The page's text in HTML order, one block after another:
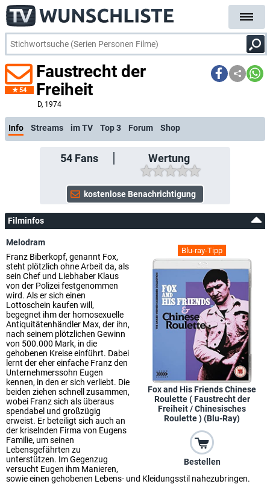
54
Faustrecht der
Freiheit
D, 1974
Info Streams im TV Top 3 Forum Shop
54Fans Wertung
Filminfos
Blu-ray-Tipp
Fox and His Friends Chinese
Roulette ( Faustrecht der
Freiheit / Chinesisches
Roulette ) (Blu-Ray)
Bestellen
Melodram
Franz Biberkopf, genannt Fox,
steht plötzlich ohne Arbeit da, als
sein Chef und Liebhaber Klaus
von der Polizei festgenommen
wird. Als er sich einen
Lottoschein kaufen will,
begegnet ihm der homosexuelle
Antiquitätenhändler Max, der ihn,
nach seinem plötzlichen Gewinn
von 500.000 Mark, in die
gehobenen Kreise einführt. Dabei
lernt der eher einfache Franz den
Unternehmerssohn Eugen
kennen, in den er sich verliebt. Die
beiden ziehen schnell zusammen,
wobei Franz sich als überaus
spendabel und großzügig
erweist. Er beteiligt sich auch an
der kriselnden Firma von Eugens
Familie, um seinen
Lebensgefährten zu
unterstützen. Im Gegenzug
versucht Eugen ihm Manieren,
sowie einen gehobenen Lebens- und Kleidungsstil nahezubringen.